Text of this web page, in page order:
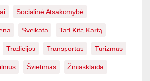
Socialinė Atsakomybė
Sveikata Tad Kitą Kartą
Tradicijos Transportas Turizmas
Švietimas Žiniasklaida